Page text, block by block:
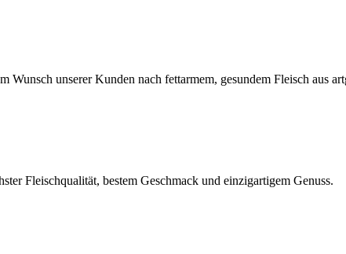
unserer Kunden nach fettarmem, gesundem Fleisch aus
Fleischqualität, bestem Geschmack und einzigartigem Genuss.